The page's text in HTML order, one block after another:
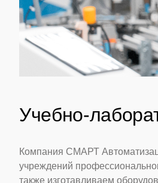
Учебно-
Компания СМАРТ
учреждений
также изготавливаем